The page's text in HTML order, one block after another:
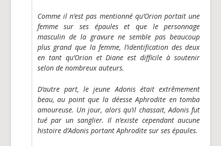
Comme il n’est pas mentionné qu’Orion portait une
femme sur ses épaules et que le personnage
masculin de la gravure ne semble pas beaucoup
plus grand que la femme, l’identification des deux
en tant qu’Orion et Diane est difficile à soutenir
selon de nombreux auteurs.
D’autre part, le jeune Adonis était extrêmement
beau, au point que la déesse Aphrodite en tomba
amoureuse. Un jour, alors qu’il chassait, Adonis fut
tué par un sanglier. Il n’existe cependant aucune
histoire d’Adonis portant Aphrodite sur ses épaules.